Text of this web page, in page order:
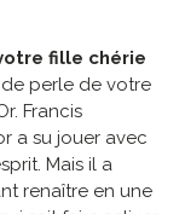
fille chérie
perle de votre
Francis
a su jouer avec
Mais il a
renaître en une